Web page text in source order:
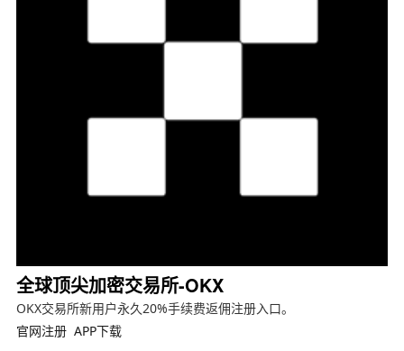
全球顶尖加密交易所-OKX
OKX交易所新用户永久20%手续费返佣注册入口。
官网注册 APP下载